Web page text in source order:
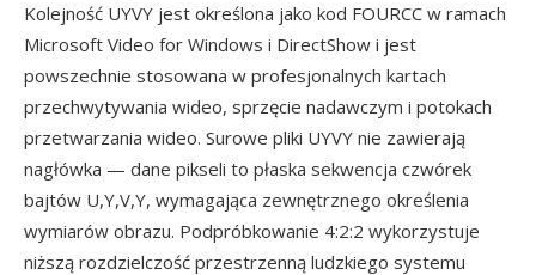
Kolejność UYVY jest określona jako kod FOURCC w ramach
Microsoft Video for Windows i DirectShow i jest
powszechnie stosowana w profesjonalnych kartach
przechwytywania wideo, sprzęcie nadawczym i potokach
przetwarzania wideo. Surowe pliki UYVY nie zawierają
nagłówka — dane pikseli to płaska sekwencja czwórek
bajtów U,Y,V,Y, wymagająca zewnętrznego określenia
wymiarów obrazu. Podpróbkowanie 4:2:2 wykorzystuje
niższą rozdzielczość przestrzenną ludzkiego systemu